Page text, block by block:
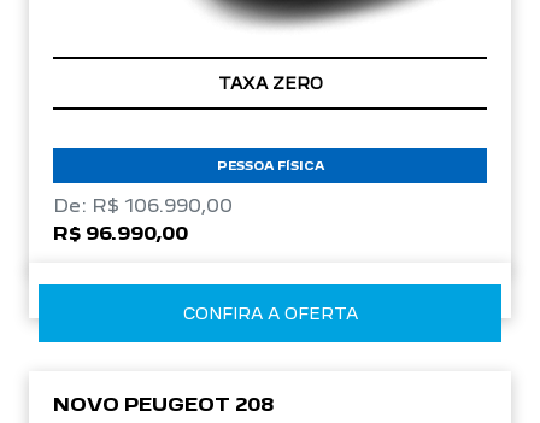
TAXA ZERO
PESSOA FÍSICA
De: R$ 106.990,00
R$ 96.990,00
CONFIRA A OFERTA
NOVO PEUGEOT 208